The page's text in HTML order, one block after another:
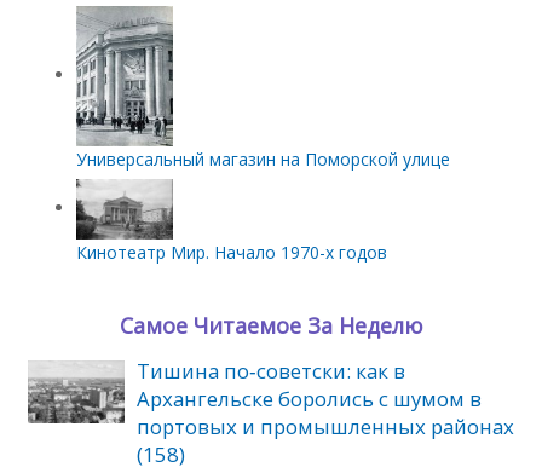
Универсальный магазин на Поморской улице
Кинотеатр Мир. Начало 1970-х годов
Самое Читаемое За Неделю
Тишина по‑советски: как в
Архангельске боролись с шумом в
портовых и промышленных районах
(158)